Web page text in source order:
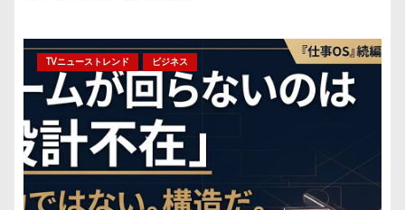
TVニューストレンド ビジネス